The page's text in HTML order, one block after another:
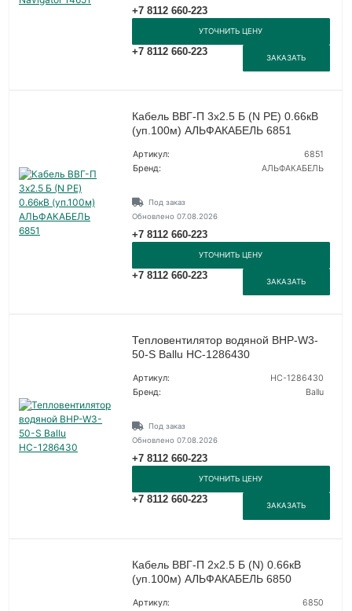
+7 8112 660-223
УТОЧНИТЬ ЦЕНУ
+7 8112 660-223
ЗАКАЗАТЬ
Кабель ВВГ-П 3х2.5 Б (N PE) 0.66кВ
(уп.100м) АЛЬФАКАБЕЛЬ 6851
Артикул:
6851
Бренд:
АЛЬФАКАБЕЛЬ
Под заказ
Обновлено 07.08.2026
+7 8112 660-223
УТОЧНИТЬ ЦЕНУ
+7 8112 660-223
ЗАКАЗАТЬ
Тепловентилятор водяной BHP-W3-
50-S Ballu НС-1286430
Артикул:
НС-1286430
Бренд:
Ballu
Под заказ
Обновлено 07.08.2026
+7 8112 660-223
УТОЧНИТЬ ЦЕНУ
+7 8112 660-223
ЗАКАЗАТЬ
Кабель ВВГ-П 2х2.5 Б (N) 0.66кВ
(уп.100м) АЛЬФАКАБЕЛЬ 6850
Артикул:
6850